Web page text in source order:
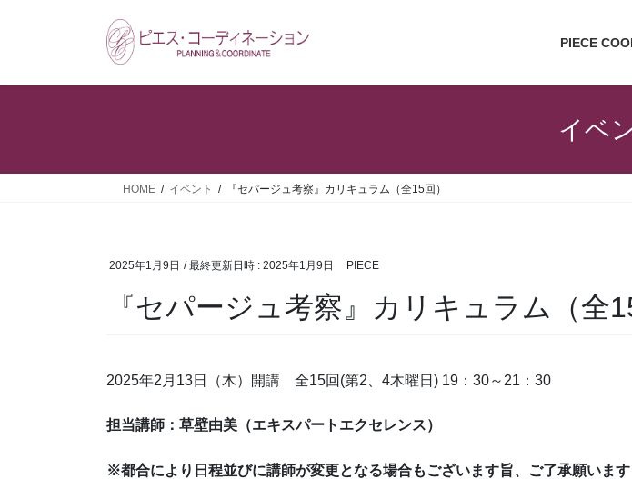
PIECE
イベ
HOME イベント 『セパージュ考察』カリキュラム（全15回）
2025年1月9日 / 最終更新日時 : 2025年1月9日 PIECE
『セパージュ考察』カリキュラム（全
2025年2月13日（木）開講 全15回(第2、4木曜日) 19：30～21：30
担当講師：草壁由美（エキスパートエクセレンス）
※都合により日程並びに講師が変更となる場合もございます旨、ご了承願います